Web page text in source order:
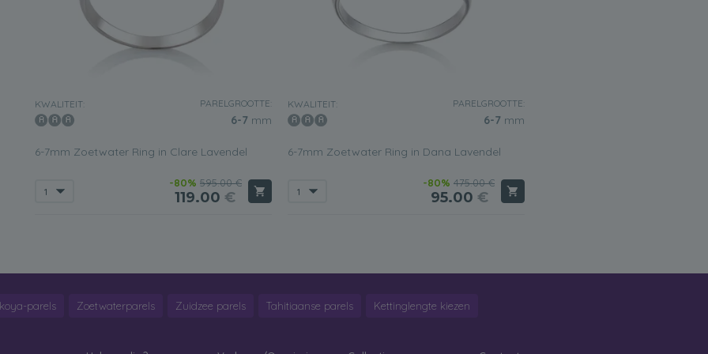
KWALITEIT: PARELGROOTTE:
6-7 mm
6-7mm Zoetwater Ring in Clare Lavendel
-80% 595.00 €
119.00 €
KWALITEIT: PARELGROOTTE:
6-7 mm
6-7mm Zoetwater Ring in Dana Lavendel
-80% 475.00 €
95.00 €
parels Zoetwaterparels Zuidzee parels Tahitiaanse parels Kettinglengte kiezen